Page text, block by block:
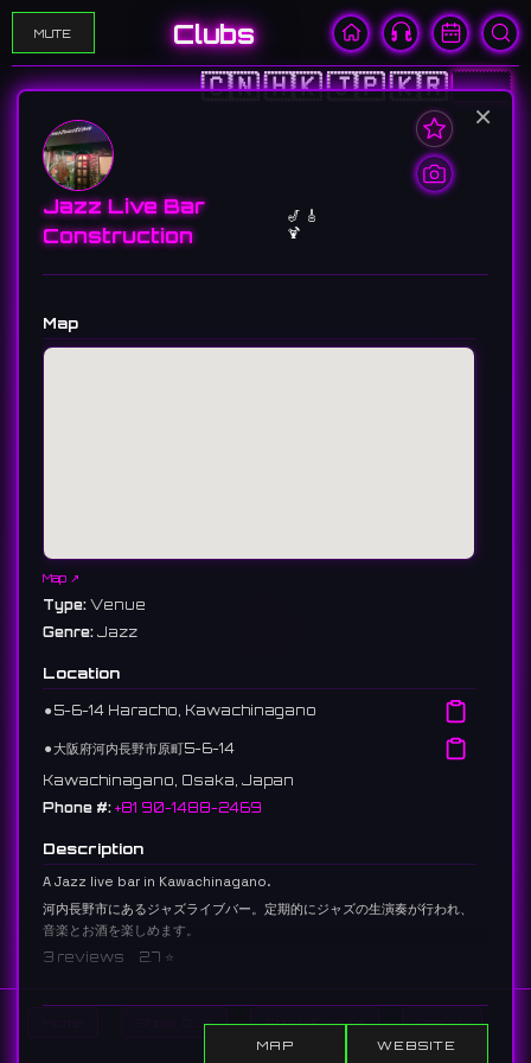
MUTE Clubs
🇨🇳🇭🇰🇯🇵🇰🇷🇺🇸
Show DJs Show Events Search
×
Jazz Live Bar
Construction
🎷 🎸
🍹
Map
Map ↗
Type: Venue
Genre: Jazz
Location
⚫︎ 5-6-14 Haracho, Kawachinagano
⚫︎大阪府河内長野市原町5-6-14
Kawachinagano, Osaka, Japan
Phone #: +81 90-1488-2469
Description
A Jazz live bar in Kawachinagano.
河内長野市にあるジャズライブバー。定期的にジャズの生演奏が行われ、
音楽とお酒を楽しめます。
3 reviews 2.7 ⭐️
MAP WEBSITE